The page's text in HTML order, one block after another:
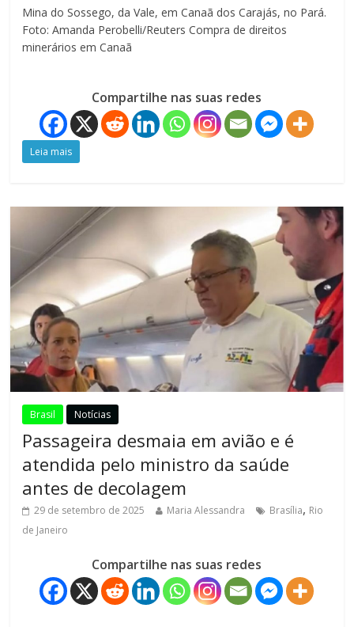
Mina do Sossego, da Vale, em Canaã dos Carajás, no Pará.
Foto: Amanda Perobelli/Reuters Compra de direitos
minerários em Canaã
Compartilhe nas suas redes
Leia mais
Brasil Notícias
Passageira desmaia em avião e é
atendida pelo ministro da saúde
antes de decolagem
29 de setembro de 2025 Maria Alessandra Brasília, Rio
de Janeiro
Compartilhe nas suas redes